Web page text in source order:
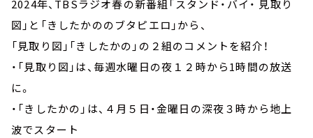
2024年、TBSラジオ春の新番組「スタンド・バイ・ 見取り
図」と「きしたかののブタピエロ」から、
「見取り図」「きしたかの」の２組のコメントを紹介！
・「見取り図」は、毎週水曜日の夜１２時から1時間の放送
に。
・「きしたかの」は、４月５日・金曜日の深夜３時から地上
波でスタート